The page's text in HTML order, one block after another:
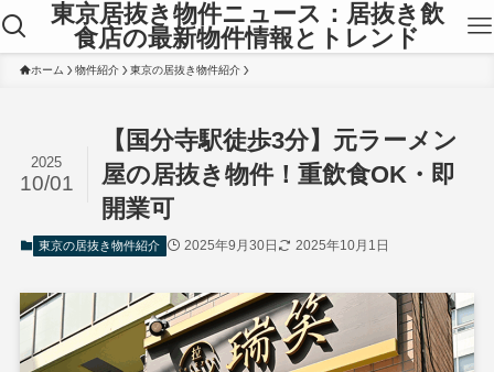
東京居抜き物件ニュース：居抜き飲
食店の最新物件情報とトレンド
ホーム 物件紹介 東京の居抜き物件紹介
【国分寺駅徒歩3分】元ラーメン
屋の居抜き物件！重飲食OK・即
開業可
2025
10/01
東京の居抜き物件紹介 2025年9月30日 2025年10月1日